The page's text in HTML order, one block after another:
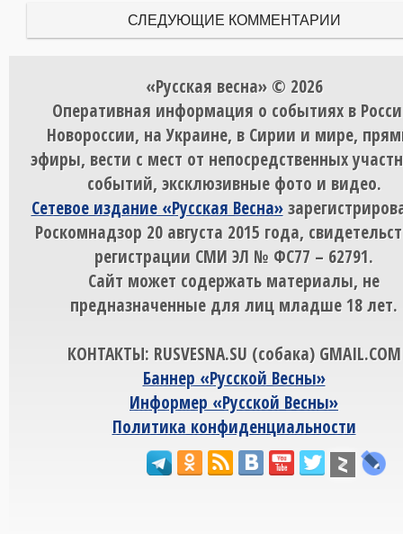
СЛЕДУЮЩИЕ КОММЕНТАРИИ
«Русская весна» © 2026
Оперативная информация о событиях в
Новороссии, на Украине, в Сирии и мире,
эфиры, вести с мест от непосредственных
событий, эксклюзивные фото и видео.
Сетевое издание «Русская Весна»
Роскомнадзор 20 августа 2015 года,
регистрации СМИ ЭЛ № ФС77 – 62791.
Сайт может содержать материалы, не
предназначенные для лиц младше 18 лет.
КОНТАКТЫ: RUSVESNA.SU (собака) GMAIL.COM
Баннер «Русской Весны»
Информер «Русской Весны»
Политика конфиденциальности